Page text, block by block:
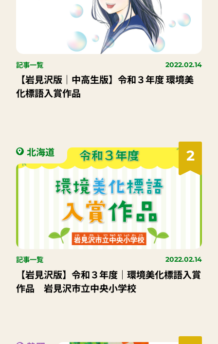
記事一覧 2022.02.14
【岩見沢版｜中高生版】令和３年度 環境美
化標語入賞作品
2
北海道
記事一覧 2022.02.14
【岩見沢版】令和３年度｜環境美化標語入賞
作品 岩見沢市立中央小学校